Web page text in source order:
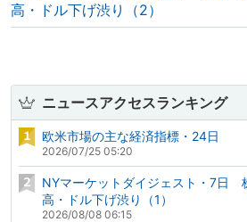
高・ドル下げ渋り（2）
ニュースアクセスランキング
欧米市場の主な経済指標・24日
2026/07/25 05:20
NYマーケットダイジェスト・7日
高・ドル下げ渋り（1）
2026/08/08 06:15